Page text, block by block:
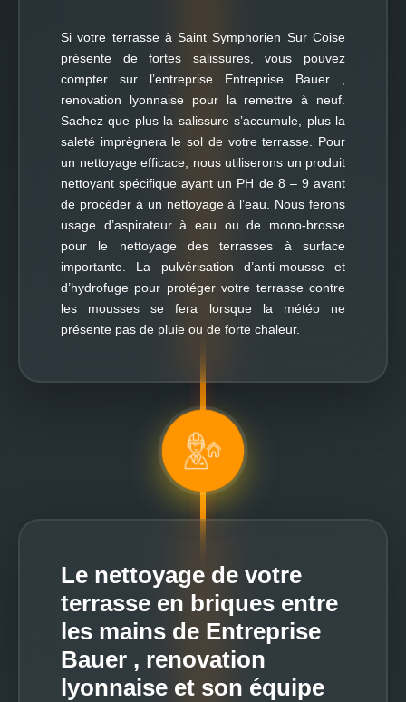
Si votre terrasse à Saint Symphorien Sur Coise
présente de fortes salissures, vous pouvez
compter sur l’entreprise Entreprise Bauer ,
renovation lyonnaise pour la remettre à neuf.
Sachez que plus la salissure s’accumule, plus la
saleté imprègnera le sol de votre terrasse. Pour
un nettoyage efficace, nous utiliserons un produit
nettoyant spécifique ayant un PH de 8 – 9 avant
de procéder à un nettoyage à l’eau. Nous ferons
usage d’aspirateur à eau ou de mono-brosse
pour le nettoyage des terrasses à surface
importante. La pulvérisation d’anti-mousse et
d’hydrofuge pour protéger votre terrasse contre
les mousses se fera lorsque la météo ne
présente pas de pluie ou de forte chaleur.
Le nettoyage de votre
terrasse en briques entre
les mains de Entreprise
Bauer , renovation
lyonnaise et son équipe